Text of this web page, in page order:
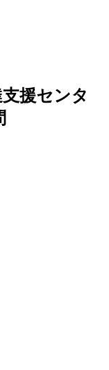
援センタ